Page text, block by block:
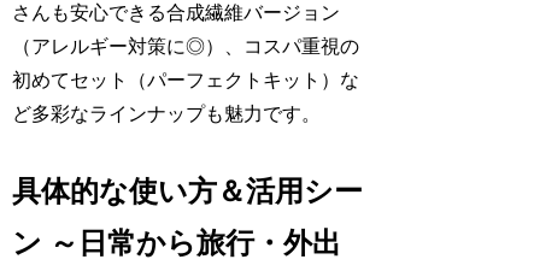
さんも安心できる合成繊維バージョン
（アレルギー対策に◎）、コスパ重視の
初めてセット（パーフェクトキット）な
ど多彩なラインナップも魅力です。
具体的な使い方＆活用シー
ン ～日常から旅行・外出